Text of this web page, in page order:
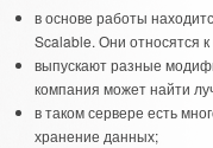
в основе работы
Scalable. Они относятся
выпускают разные
компания может найти
в таком сервере есть
хранение данных;